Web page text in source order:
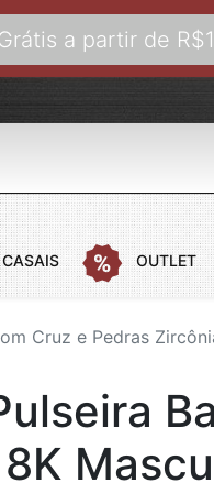
a partir de
ANÉIS DE
OUTLET
Cruz e Pedras